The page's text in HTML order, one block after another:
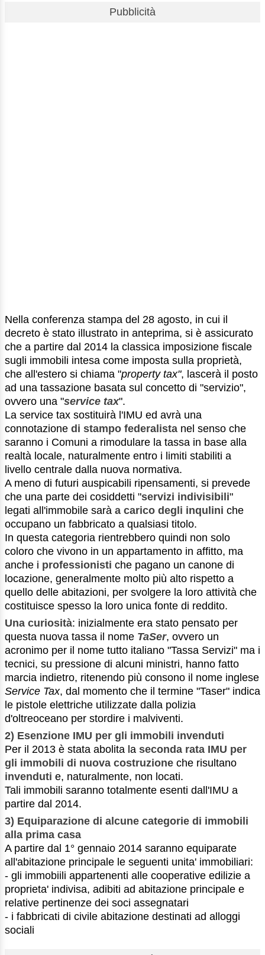
Pubblicità
Nella conferenza stampa del 28 agosto, in cui il
decreto è stato illustrato in anteprima, si è assicurato
che a partire dal 2014 la classica imposizione fiscale
sugli immobili intesa come imposta sulla proprietà,
che all'estero si chiama "property tax", lascerà il posto
ad una tassazione basata sul concetto di "servizio",
ovvero una "service tax".
La service tax sostituirà l'IMU ed avrà una
connotazione di stampo federalista nel senso che
saranno i Comuni a rimodulare la tassa in base alla
realtà locale, naturalmente entro i limiti stabiliti a
livello centrale dalla nuova normativa.
A meno di futuri auspicabili ripensamenti, si prevede
che una parte dei cosiddetti "servizi indivisibili"
legati all'immobile sarà a carico degli inqulini che
occupano un fabbricato a qualsiasi titolo.
In questa categoria rientrebbero quindi non solo
coloro che vivono in un appartamento in affitto, ma
anche i professionisti che pagano un canone di
locazione, generalmente molto più alto rispetto a
quello delle abitazioni, per svolgere la loro attività che
costituisce spesso la loro unica fonte di reddito.
Una curiosità: inizialmente era stato pensato per
questa nuova tassa il nome TaSer, ovvero un
acronimo per il nome tutto italiano "Tassa Servizi" ma i
tecnici, su pressione di alcuni ministri, hanno fatto
marcia indietro, ritenendo più consono il nome inglese
Service Tax, dal momento che il termine "Taser" indica
le pistole elettriche utilizzate dalla polizia
d'oltreoceano per stordire i malviventi.
2) Esenzione IMU per gli immobili invenduti
Per il 2013 è stata abolita la seconda rata IMU per
gli immobili di nuova costruzione che risultano
invenduti e, naturalmente, non locati.
Tali immobili saranno totalmente esenti dall'IMU a
partire dal 2014.
3) Equiparazione di alcune categorie di immobili
alla prima casa
A partire dal 1° gennaio 2014 saranno equiparate
all'abitazione principale le seguenti unita' immobiliari:
- gli immobiili appartenenti alle cooperative edilizie a
proprieta' indivisa, adibiti ad abitazione principale e
relative pertinenze dei soci assegnatari
- i fabbricati di civile abitazione destinati ad alloggi
sociali